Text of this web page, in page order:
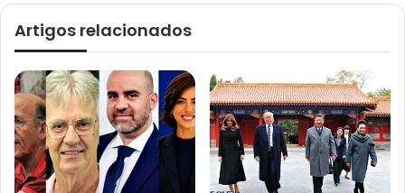
Artigos relacionados